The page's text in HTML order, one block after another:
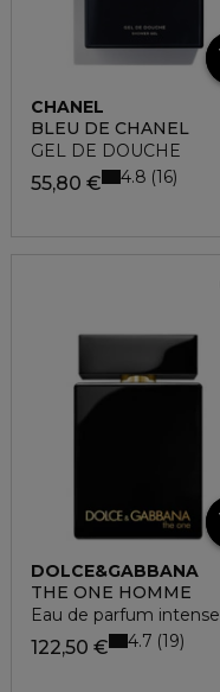
CHANEL
BLEU DE CHANEL
GEL DE DOUCHE
55,80 € 4.8 16
DOLCE&GABBANA
THE ONE HOMME
Eau de parfum intense
122,50 € 4.7 19